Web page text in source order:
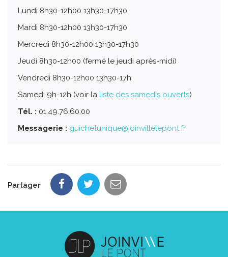
Lundi 8h30-12h00 13h30-17h30
Mardi 8h30-12h00 13h30-17h30
Mercredi 8h30-12h00 13h30-17h30
Jeudi 8h30-12h00 (fermé le jeudi après-midi)
Vendredi 8h30-12h00 13h30-17h
Samedi 9h-12h (voir la liste des samedis ouverts)
Tél. : 01.49.76.60.00
Messagerie : guichetunique@joinvillelepont.fr
Partager